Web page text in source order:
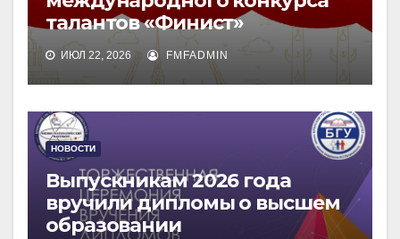
талантов «Финист»
ИЮЛ 22, 2026 FMFADMIN
НОВОСТИ
Выпускникам 2026 года
вручили дипломы о высшем
образовании